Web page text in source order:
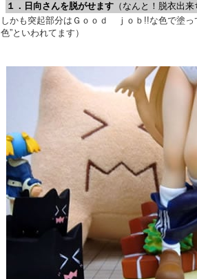
１．日向さんを脱がせます（なんと！脱衣出
しかも突起部分はＧｏｏｄ ｊｏｂ!!な色で塗っ
色”といわれてます）